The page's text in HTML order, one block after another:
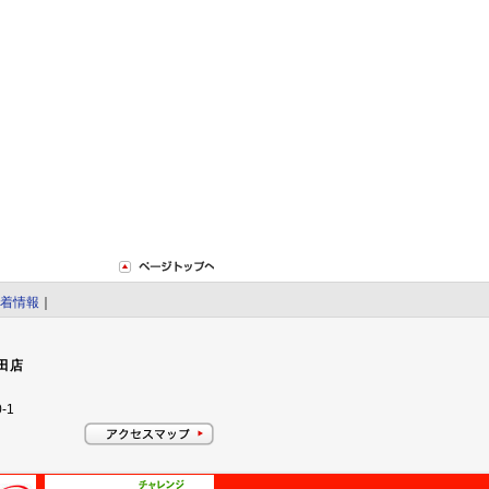
情報
店
1